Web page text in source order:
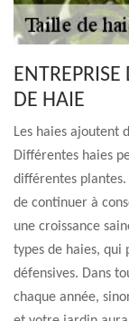
ENTREPRISE
DE HAIE
Les haies ajoutent
Différentes haies
différentes
de continuer à
une croissance
types de haies,
défensives. Dans
chaque année,